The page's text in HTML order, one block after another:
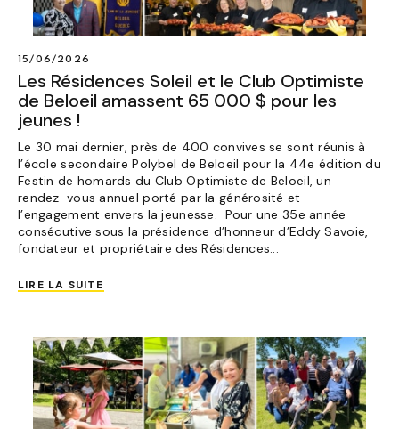
15/06/2026
Les Résidences Soleil et le Club Optimiste
de Beloeil amassent 65 000 $ pour les
jeunes !
Le 30 mai dernier, près de 400 convives se sont réunis à
l’école secondaire Polybel de Beloeil pour la 44e édition du
Festin de homards du Club Optimiste de Beloeil, un
rendez-vous annuel porté par la générosité et
l’engagement envers la jeunesse. Pour une 35e année
consécutive sous la présidence d’honneur d’Eddy Savoie,
fondateur et propriétaire des Résidences...
LIRE LA SUITE